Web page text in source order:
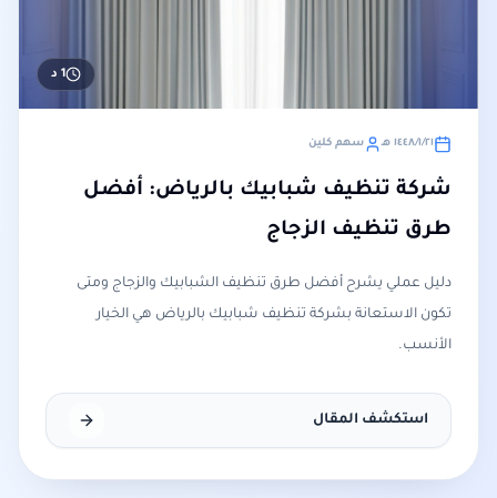
1 د
٢١‏/١‏/١٤٤٨ هـ سهم كلين
شركة تنظيف شبابيك بالرياض: أفضل
طرق تنظيف الزجاج
دليل عملي يشرح أفضل طرق تنظيف الشبابيك والزجاج ومتى
تكون الاستعانة بشركة تنظيف شبابيك بالرياض هي الخيار
الأنسب.
استكشف المقال